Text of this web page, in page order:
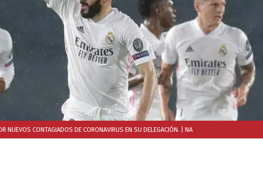
NUEVOS CONTAGIADOS DE CORONAVIRUS EN SU DELEGACIÓN. | NA